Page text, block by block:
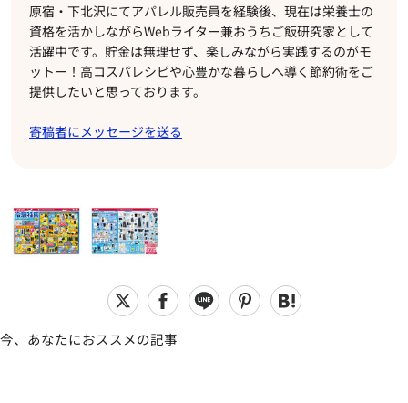
原宿・下北沢にてアパレル販売員を経験後、現在は栄養士の
資格を活かしながらWebライター兼おうちご飯研究家として
活躍中です。貯金は無理せず、楽しみながら実践するのがモ
ットー！高コスパレシピや心豊かな暮らしへ導く節約術をご
提供したいと思っております。
寄稿者にメッセージを送る
今、あなたにおススメの記事